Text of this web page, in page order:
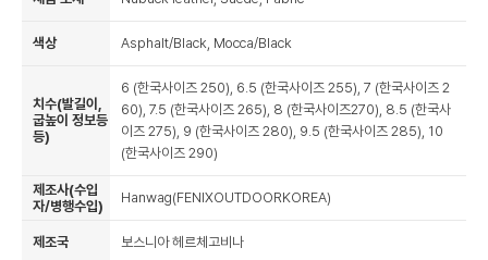
색상 Asphalt/Black, Mocca/Black
치수(발길이,
굽높이 정보등
등)
6 (한국사이즈 250), 6.5 (한국사이즈 255), 7 (한국사이즈 2
60), 7.5 (한국사이즈 265), 8 (한국사이즈270), 8.5 (한국사
이즈 275), 9 (한국사이즈 280), 9.5 (한국사이즈 285), 10
(한국사이즈 290)
제조사(수입
자/병행수입)
Hanwag(FENIXOUTDOORKOREA)
제조국 보스니아 헤르체고비나